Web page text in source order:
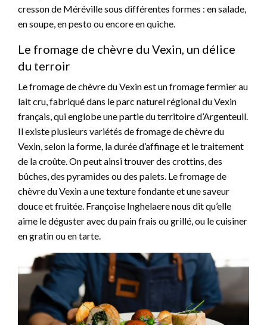
cresson de Méréville sous différentes formes : en salade,
en soupe, en pesto ou encore en quiche.
Le fromage de chèvre du Vexin, un délice
du terroir
Le fromage de chèvre du Vexin est un fromage fermier au
lait cru, fabriqué dans le parc naturel régional du Vexin
français, qui englobe une partie du territoire d’Argenteuil.
Il existe plusieurs variétés de fromage de chèvre du
Vexin, selon la forme, la durée d’affinage et le traitement
de la croûte. On peut ainsi trouver des crottins, des
bûches, des pyramides ou des palets. Le fromage de
chèvre du Vexin a une texture fondante et une saveur
douce et fruitée. Françoise Inghelaere nous dit qu’elle
aime le déguster avec du pain frais ou grillé, ou le cuisiner
en gratin ou en tarte.